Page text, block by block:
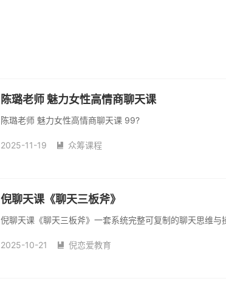
陈璐老师 魅力女性高情商聊天课
陈璐老师 魅力女性高情商聊天课 99?
2025-11-19  众筹课程
倪聊天课《聊天三板斧》
倪聊天课《聊天三板斧》一套系统完整可复制的聊天思维与
2025-10-21  倪恋爱教育